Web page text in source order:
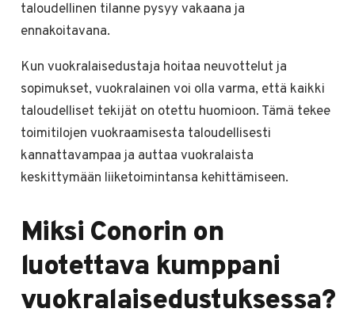
taloudellinen tilanne pysyy vakaana ja
ennakoitavana.
Kun vuokralaisedustaja hoitaa neuvottelut ja
sopimukset, vuokralainen voi olla varma, että kaikki
taloudelliset tekijät on otettu huomioon. Tämä tekee
toimitilojen vuokraamisesta taloudellisesti
kannattavampaa ja auttaa vuokralaista
keskittymään liiketoimintansa kehittämiseen.
Miksi Conorin on
luotettava kumppani
vuokralaisedustuksessa?